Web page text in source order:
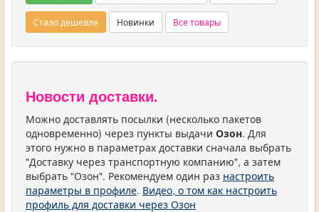
Стало дешевле Новинки Все товары
Новости доставки.
Можно доставлять посылки (несколько пакетов
одновременно) через пункты выдачи Озон. Для
этого нужно в параметрах доставки сначала выбрать
"Доставку через транспортную компанию", а затем
выбрать "Озон". Рекомендуем один раз настроить
параметры в профиле. Видео, о том как настроить
профиль для доставки через Озон